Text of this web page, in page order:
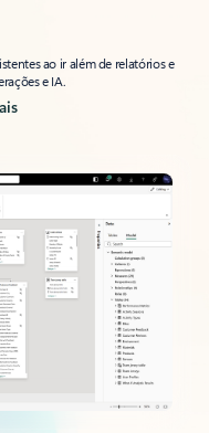
ao ir além de relatórios e
e IA.